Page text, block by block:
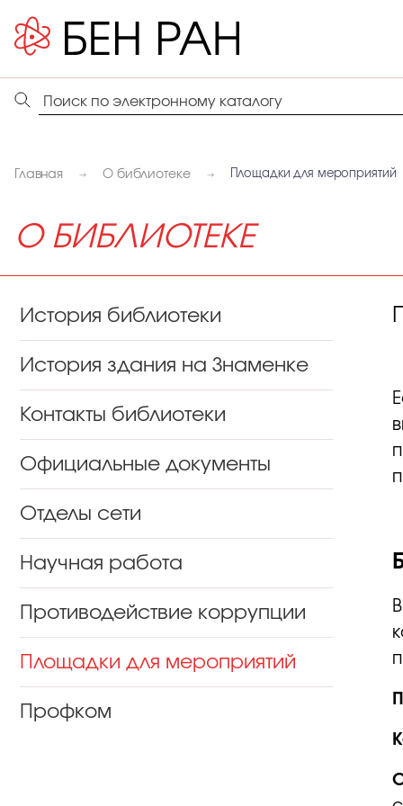
Главная О библиотеке Площадки для мероприятий
О БИБЛИОТЕКЕ
История библиотеки
История здания на Знаменке
Контакты библиотеки
Официальные документы
Отделы сети
Научная работа
Противодействие коррупции
Площадки для мероприятий
Профком